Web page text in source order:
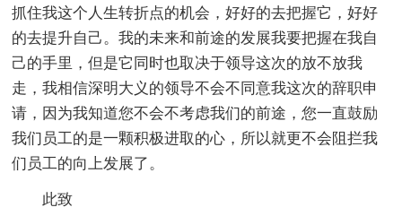
抓住我这个人生转折点的机会，好好的去把握它，好好
的去提升自己。我的未来和前途的发展我要把握在我自
己的手里，但是它同时也取决于领导这次的放不放我
走，我相信深明大义的领导不会不同意我这次的辞职申
请，因为我知道您不会不考虑我们的前途，您一直鼓励
我们员工的是一颗积极进取的心，所以就更不会阻拦我
们员工的向上发展了。
此致